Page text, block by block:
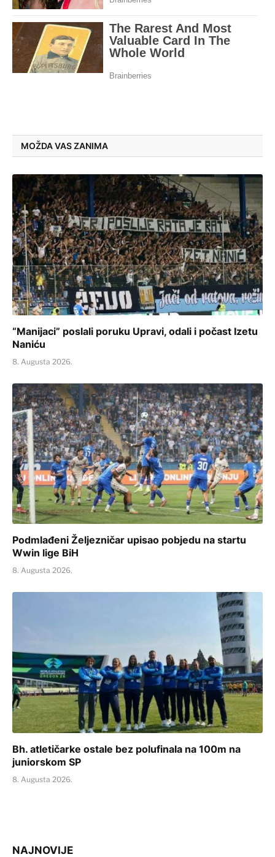
MOŽDA VAS ZANIMA
“Manijaci” poslali poruku Upravi, odali i počast Izetu
Naniću
8. Augusta 2026.
Podmlađeni Željezničar upisao pobjedu na startu
Wwin lige BiH
8. Augusta 2026.
Bh. atletičarke ostale bez polufinala na 100m na
juniorskom SP
8. Augusta 2026.
NAJNOVIJE